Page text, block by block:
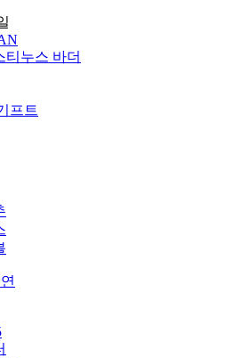
티누스 바더
프트